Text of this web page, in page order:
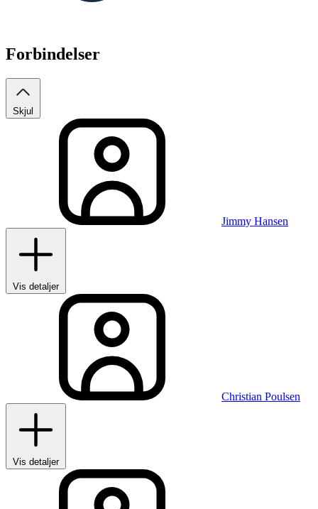
Forbindelser
Skjul
Jimmy Hansen
Vis detaljer
Christian Poulsen
Vis detaljer